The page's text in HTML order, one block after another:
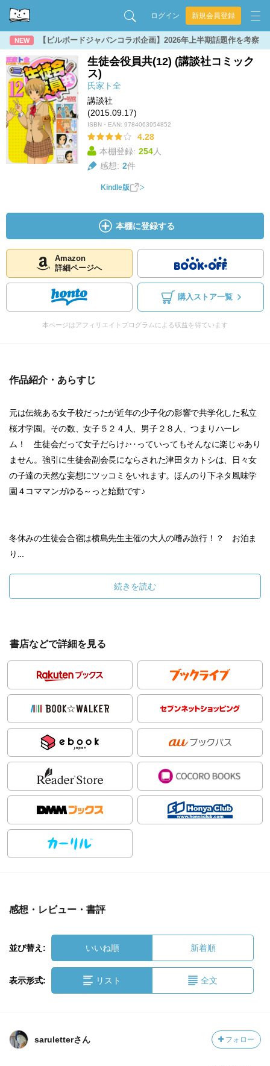
ログイン 新規会員登録
NEW 【ビルボードジャパンコラボ企画】2026年上半期話題作を考察
生徒会役員共(12) (講談社コミック
ス)
氏家ト全
講談社
(2015.09.17)
ISBN・EAN: 9784063954852
4.28
本棚登録: 254人
感想: 2件
Kindle版
本棚に登録する
Amazon
詳細ページへ
購入ストア一覧
本ページはアフィリエイトプログラムによる収益を得ています
作品紹介・あらすじ
元は伝統ある女子校だったが近年の少子化の影響で共学化した私立
桜才学園。その数、女子５２４人、男子２８人、つまりハーレ
ム！ 生徒会だって女子だらけ♪‥っていってもそんなに楽じゃあり
ません。強引に生徒会副会長にならされた津田タカトシは、日々女
の子達の天然な妄想にツッコミをいれます。ほんのり下ネタ風味学
園４コママンガゆる～っと始動です♪
冬休みの生徒会合宿は横島先生主催の大人の嗜み旅行！？ お泊ま
り...
続きを読む
書店などで詳細を見る
感想・レビュー・書評
並び替え: いいね順 新着順
表示形式: リスト 全文
saruletterさん フォロー